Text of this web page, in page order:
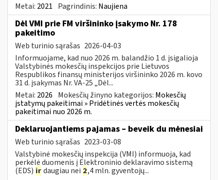
Metai: 2021 Pagrindinis: Naujiena
Dėl VMI prie FM viršininko įsakymo Nr. 178
pakeitimo
Web turinio sąrašas 2026-04-03
Informuojame, kad nuo 2026 m. balandžio 1 d. įsigalioja
Valstybinės mokesčių inspekcijos prie Lietuvos
Respublikos finansų ministerijos viršininko 2026 m. kovo
31 d. įsakymas Nr. VA-25 „Dėl...
Metai: 2026 Mokesčių žinyno kategorijos: Mokesčių
įstatymų pakeitimai » Pridėtinės vertės mokesčių
pakeitimai nuo 2026 m.
Deklaruojantiems pajamas – beveik du mėnesiai
Web turinio sąrašas 2023-03-08
Valstybinė mokesčių inspekcija (VMI) informuoja, kad
perkėlė duomenis į Elektroninio deklaravimo sistemą
(EDS) irdaugiau nei 2,4 mln. gyventojų...